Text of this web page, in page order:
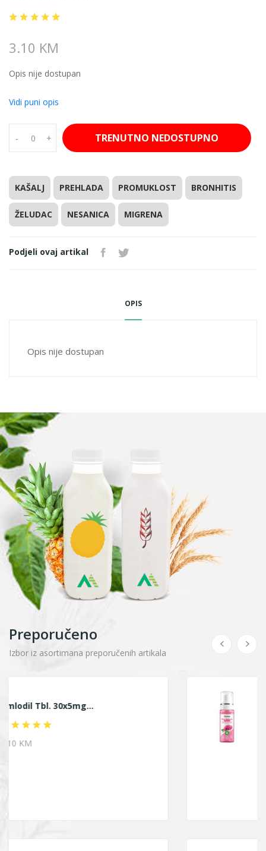
3.10 KM
Opis nije dostupan
Vidi puni opis
- + TRENUTNO NEDOSTUPNO
KAŠALJ PREHLADA PROMUKLOST BRONHITIS
ŽELUDAC NESANICA MIGRENA
Podjeli ovaj artikal
OPIS
Opis nije dostupan
Preporučeno
Izbor iz asortimana preporučenih artikala